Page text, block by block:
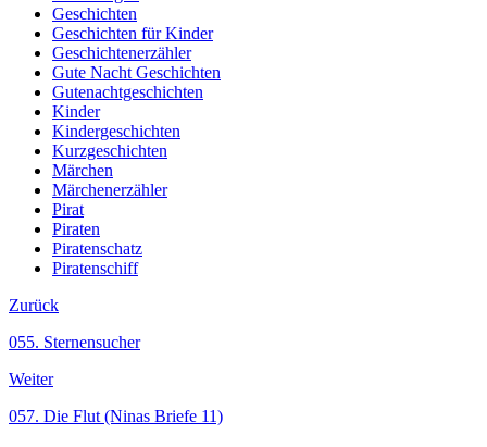
Geschichten
Geschichten für Kinder
Geschichtenerzähler
Gute Nacht Geschichten
Gutenachtgeschichten
Kinder
Kindergeschichten
Kurzgeschichten
Märchen
Märchenerzähler
Pirat
Piraten
Piratenschatz
Piratenschiff
Zurück
055. Sternensucher
Weiter
057. Die Flut (Ninas Briefe 11)